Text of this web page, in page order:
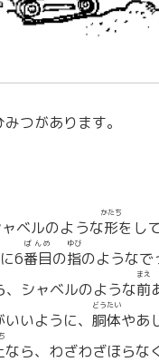
みつがあります。
ベルのような形
かたち
をし
6番目
ばんめ
の指
ゆび
のようなで
シャベルのような前
まえ
いように、 胴体
どうたい
やあ
なら、わざわざほらな